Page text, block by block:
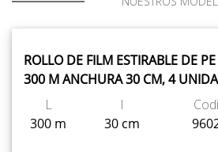
ROLLO DE FILM ESTIRABLE DE
300 M ANCHURA 30 CM, 4
L
300 m
l
30 cm